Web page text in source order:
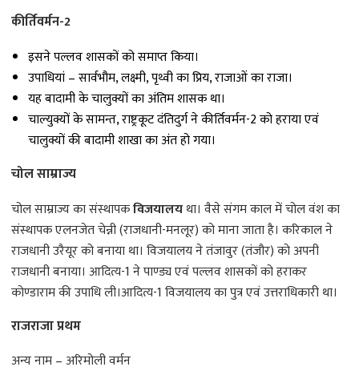
कीर्तिवर्मन-2
इसने पल्लव शासकों को समाप्त किया।
उपाधियां – सार्वभौम, लक्ष्मी, पृथ्वी का प्रिय, राजाओं का राजा।
यह बादामी के चालुक्यों का अंतिम शासक था।
चाल्युक्यों के सामन्त, राष्ट्रकूट दंतिदुर्ग ने कीर्तिवर्मन-2 को हराया एवं
चालुक्यों की बादामी शाखा का अंत हो गया।
चोल साम्राज्य
चोल साम्राज्य का संस्थापकविजयालयथा। वैसे संगम काल में चोल वंश का
संस्थापक एलनजेत चेन्नी (राजधानी-मनलूर) को माना जाता है। करिकाल ने
राजधानी उरैयूर को बनाया था। विजयालय ने तंजावुर (तंजौर) को अपनी
राजधानी बनाया। आदित्य-1 ने पाण्ड्य एवं पल्लव शासकों को हराकर
कोण्डाराम की उपाधि ली।आदित्य-1 विजयालय का पुत्र एवं उत्तराधिकारी था।
राजराजा प्रथम
अन्य नाम – अरिमोली वर्मन